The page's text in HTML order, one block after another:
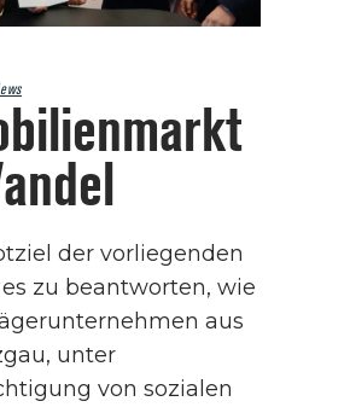
der vorliegenden
zu beantworten, wie
aus
unter
von sozialen